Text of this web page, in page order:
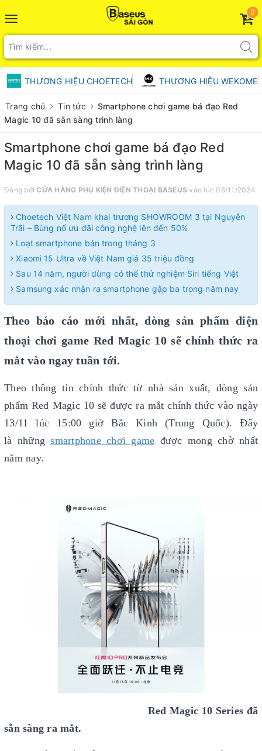
Toggle
navigation
0
THƯƠNG HIỆU CHOETECH THƯƠNG HIỆU WEKOME
Trang chủ Tin tức
Smartphone chơi game bá đạo Red
Magic 10 đã sẵn sàng trình làng
Smartphone chơi game bá đạo Red
Magic 10 đã sẵn sàng trình làng
Đăng bởiCỬA HÀNG PHỤ KIỆN ĐIỆN THOẠI BASEUS vào lúc 06/11/2024
Choetech Việt Nam khai trương SHOWROOM 3 tại Nguyễn
Trãi – Bùng nổ ưu đãi công nghệ lên đến 50%
Loạt smartphone bán trong tháng 3
Xiaomi 15 Ultra về Việt Nam giá 35 triệu đồng
Sau 14 năm, người dùng có thể thử nghiệm Siri tiếng Việt
Samsung xác nhận ra smartphone gập ba trong năm nay
Theo báo cáo mới nhất, dòng sản phẩm điện
thoại chơi game Red Magic 10 sẽ chính thức ra
mắt vào ngay tuần tới.
Theo thông tin chính thức từ nhà sản xuất, dòng sản
phẩm Red Magic 10 sẽ được ra mắt chính thức vào ngày
13/11 lúc 15:00 giờ Bắc Kinh (Trung Quốc). Đây
là nhữngsmartphone chơi game được mong chờ nhất
năm nay.
Red Magic 10 Series đã
sẵn sàng ra mắt.